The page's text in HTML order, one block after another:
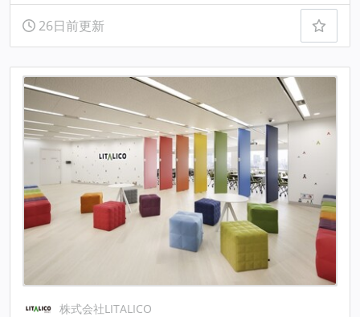
26日前更新
株式会社LITALICO